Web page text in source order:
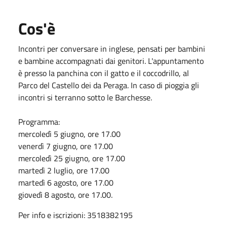
Cos'è
Incontri per conversare in inglese, pensati per bambini
e bambine accompagnati dai genitori. L'appuntamento
è presso la panchina con il gatto e il coccodrillo, al
Parco del Castello dei da Peraga. In caso di pioggia gli
incontri si terranno sotto le Barchesse.
Programma:
mercoledì 5 giugno, ore 17.00
venerdì 7 giugno, ore 17.00
mercoledì 25 giugno, ore 17.00
martedì 2 luglio, ore 17.00
martedì 6 agosto, ore 17.00
giovedì 8 agosto, ore 17.00.
Per info e iscrizioni: 3518382195